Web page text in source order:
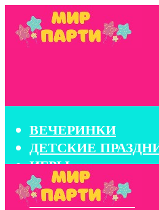
ВЕЧЕРИНКИ
ДЕТСКИЕ
ИГРЫ
КОНКУРСЫ
КОРПОРАТИВЫ